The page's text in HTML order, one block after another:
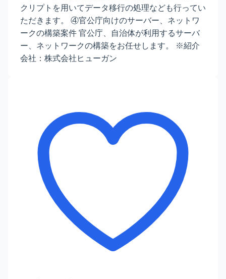
クリプトを用いてデータ移行の処理なども行ってい
ただきます。 ④官公庁向けのサーバー、ネットワ
ークの構築案件 官公庁、自治体が利用するサーバ
ー、ネットワークの構築をお任せします。 ※紹介
会社：株式会社ヒューガン